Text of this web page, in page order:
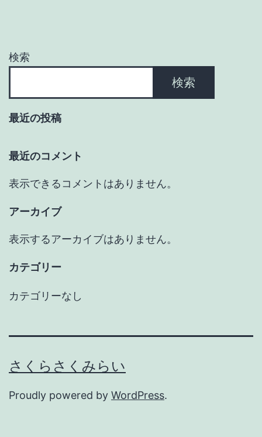
ョ
検索
検索
最近の投稿
最近のコメント
表示できるコメントはありません。
アーカイブ
表示するアーカイブはありません。
カテゴリー
カテゴリーなし
さくらさくみらい
Proudly powered by WordPress.